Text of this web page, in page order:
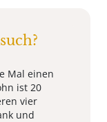
Mal einen
ist 20
vier
und